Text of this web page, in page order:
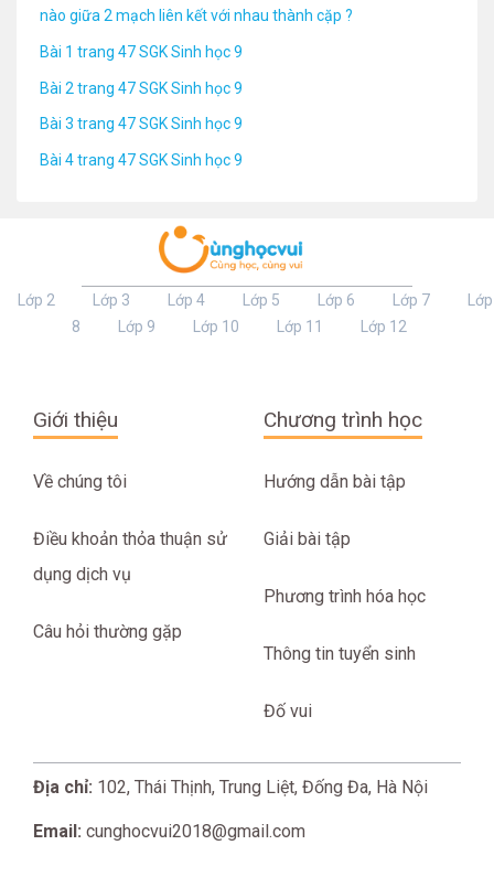
nào giữa 2 mạch liên kết với nhau thành cặp ?
Bài 1 trang 47 SGK Sinh học 9
Bài 2 trang 47 SGK Sinh học 9
Bài 3 trang 47 SGK Sinh học 9
Bài 4 trang 47 SGK Sinh học 9
Lớp 2 Lớp 3 Lớp 4 Lớp 5 Lớp 6 Lớp 7
Lớp
8
Lớp 9 Lớp 10 Lớp 11 Lớp 12
Giới thiệu
Về chúng tôi
Điều khoản thỏa thuận sử
dụng dịch vụ
Câu hỏi thường gặp
Chương trình học
Hướng dẫn bài tập
Giải bài tập
Phương trình hóa học
Thông tin tuyển sinh
Đố vui
Địa chỉ: 102, Thái Thịnh, Trung Liệt, Đống Đa, Hà Nội
Email: cunghocvui2018@gmail.com